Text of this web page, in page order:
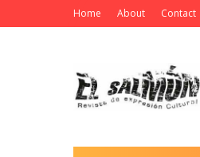
Home About Contact